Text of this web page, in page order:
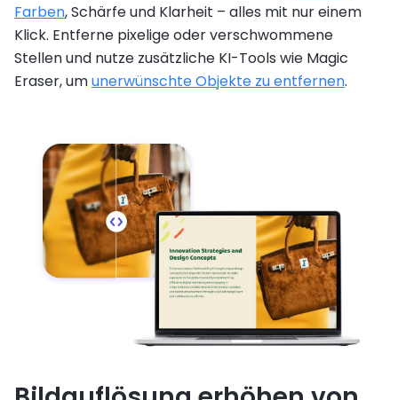
Farben, Schärfe und Klarheit – alles mit nur einem
Klick. Entferne pixelige oder verschwommene
Stellen und nutze zusätzliche KI-Tools wie Magic
Eraser, umunerwünschte Objekte zu entfernen.